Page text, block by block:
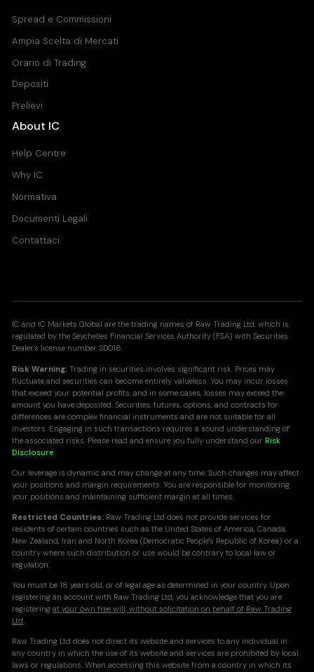
Spread e Commissioni
Ampia Scelta di Mercati
Orario di Trading
Depositi
Prelievi
About IC
Help Centre
Why IC
Normativa
Documenti Legali
Contattaci
IC and IC Markets Global are the trading names of Raw Trading Ltd, which is
regulated by the Seychelles Financial Services Authority (FSA) with Securities
Dealer's license number SD018.
Risk Warning: Trading in securities involves significant risk. Prices may
fluctuate and securities can become entirely valueless. You may incur losses
that exceed your potential profits, and in some cases, losses may exceed the
amount you have deposited. Securities, futures, options, and contracts for
differences are complex financial instruments and are not suitable for all
investors. Engaging in such transactions requires a sound understanding of
the associated risks. Please read and ensure you fully understand ourRisk
Disclosure.
Our leverage is dynamic and may change at any time. Such changes may affect
your positions and margin requirements. You are responsible for monitoring
your positions and maintaining sufficient margin at all times.
Restricted Countries: Raw Trading Ltd does not provide services for
residents of certain countries such as the United States of America, Canada,
New Zealand, Iran and North Korea (Democratic People's Republic of Korea) or a
country where such distribution or use would be contrary to local law or
regulation.
You must be 18 years old, or of legal age as determined in your country. Upon
registering an account with Raw Trading Ltd, you acknowledge that you are
registeringat your own free will, without solicitation on behalf of Raw Trading
Ltd.
Raw Trading Ltd does not direct its website and services to any individual in
any country in which the use of its website and services are prohibited by local
laws or regulations. When accessing this website from a country in which its